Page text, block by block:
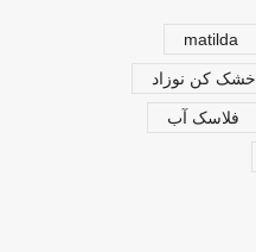
matilda
خشک کن نوزاد
فلاسک آب